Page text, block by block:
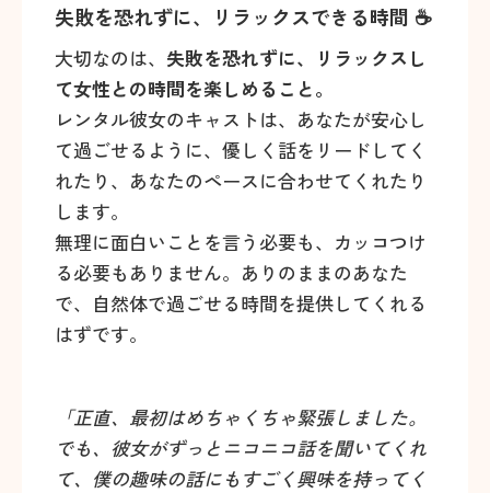
失敗を恐れずに、リラックスできる時間 ☕
大切なのは、 失敗を恐れずに、リラックスし
て女性との時間を楽しめること。
レンタル彼女のキャストは、あなたが安心し
て過ごせるように、優しく話をリードしてく
れたり、あなたのペースに合わせてくれたり
します。
無理に面白いことを言う必要も、カッコつけ
る必要もありません。ありのままのあなた
で、自然体で過ごせる時間を提供してくれる
はずです。
「正直、最初はめちゃくちゃ緊張しました。
でも、彼女がずっとニコニコ話を聞いてくれ
て、僕の趣味の話にもすごく興味を持ってく